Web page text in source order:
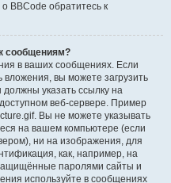
BBCode обратитесь к
сообщениям?
в ваших сообщениях. Если
вы можете загрузить
указать ссылку на
веб-сервере. Пример
Вы не можете указывать
на вашем компьютере (если
ни на изображения, для
как, например, на
паролями сайты и
используйте в сообщениях